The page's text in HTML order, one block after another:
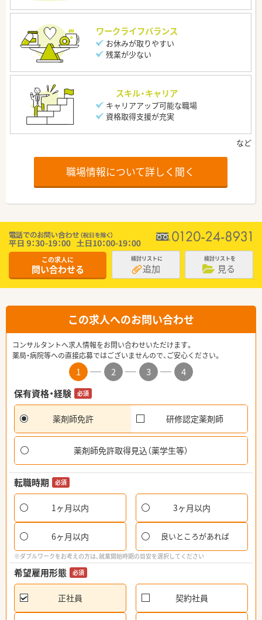
ワークライフバランス
お休みが取りやすい
残業が少ない
スキル・キャリア
キャリアアップ可能な職場
資格取得支援が充実
職場情報について詳しく聞く
この求人に
問い合わせる
検討リストに
追加
検討リストを
見る
この求人へのお問い合わせ
コンサルタントへ求人情報をお問い合わせいただけます。
薬局・病院等への直接応募ではございませんので、ご安心ください。
1 2 3
4
保有資格・経験
必須
薬剤師免許 研修認定薬剤師
薬剤師免許取得見込（薬学生等）
転職時期 必須
1ヶ月以内 3ヶ月以内
6ヶ月以内 良いところがあれば
※ダブルワークをお考えの方は、就業開始時期の目安を選択してください
希望雇用形態 必須
正社員 契約社員